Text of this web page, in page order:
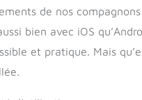
d'animaux
de
de nos
bien avec iOS
et pratique. Mais